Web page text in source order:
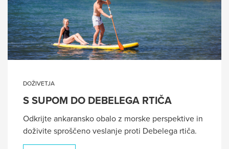
DOŽIVETJA
S SUPOM DO DEBELEGA RTIČA
Odkrijte ankaransko obalo z morske perspektive in
doživite sproščeno veslanje proti Debelega rtiča.